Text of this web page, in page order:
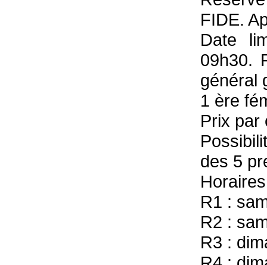
FIDE.
Date
09h30.
général
1 ère
Prix par
des 5
R1 :
R2 :
R3 :